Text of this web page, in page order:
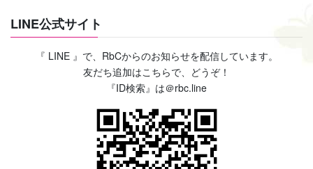
LINE公式サイト
『 LINE 』で、RbCからのお知らせを配信しています。
友だち追加はこちらで、どうぞ！
『ID検索』は＠rbc.line